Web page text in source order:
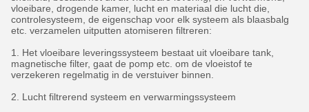
vloeibare, drogende kamer, lucht en materiaal die lucht die,
controlesysteem, de eigenschap voor elk systeem als blaasbalg
etc. verzamelen uitputten atomiseren filtreren:
1. Het vloeibare leveringssysteem bestaat uit vloeibare tank,
magnetische filter, gaat de pomp etc. om de vloeistof te
verzekeren regelmatig in de verstuiver binnen.
2. Lucht filtrerend systeem en verwarmingssysteem